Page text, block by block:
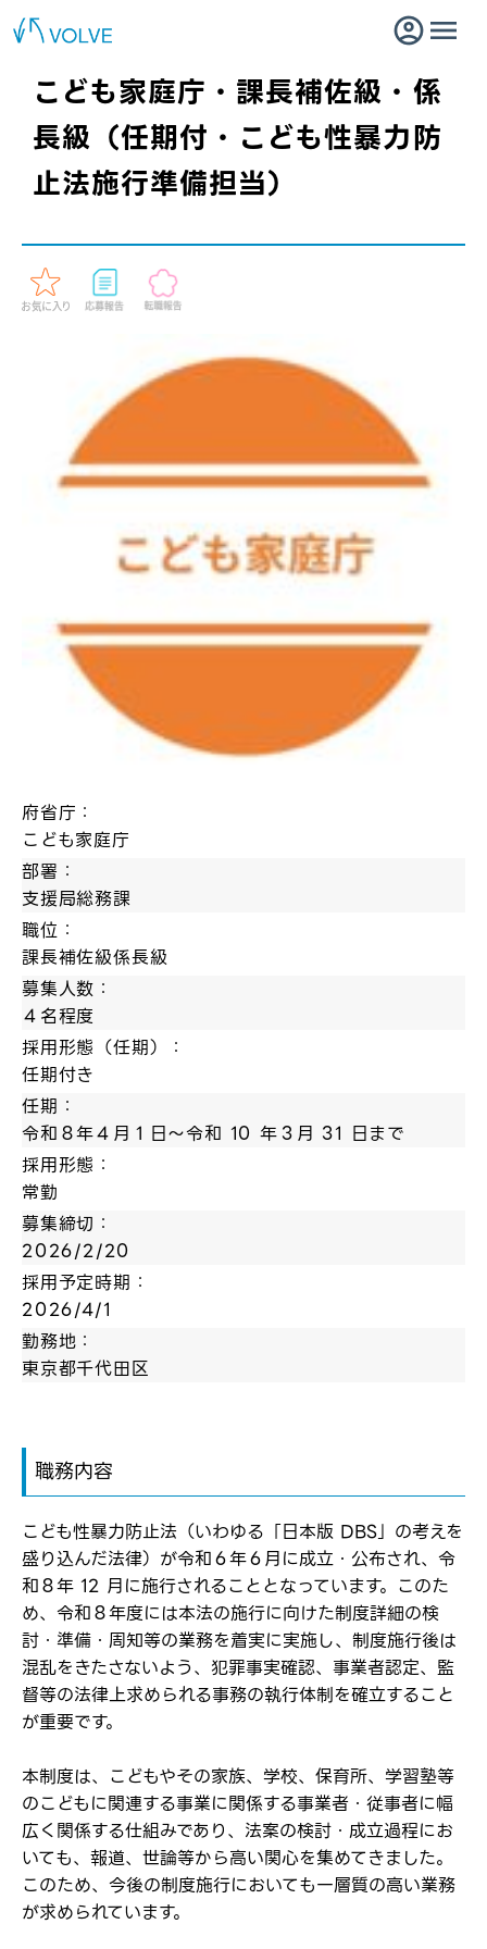
こども家庭庁・課長補佐級・係
長級（任期付・こども性暴力防
止法施行準備担当）
府省庁：
こども家庭庁
部署：
支援局総務課
職位：
課長補佐級係長級
募集人数：
４名程度
採用形態（任期）：
任期付き
任期：
令和８年４月１日～令和 10 年３月 31 日まで
採用形態：
常勤
募集締切：
2026/2/20
採用予定時期：
2026/4/1
勤務地：
東京都千代田区
職務内容
こども性暴力防止法（いわゆる「日本版 DBS」の考えを
盛り込んだ法律）が令和６年６月に成立・公布され、令
和８年 12 月に施行されることとなっています。このた
め、令和８年度には本法の施行に向けた制度詳細の検
討・準備・周知等の業務を着実に実施し、制度施行後は
混乱をきたさないよう、犯罪事実確認、事業者認定、監
督等の法律上求められる事務の執行体制を確立すること
が重要です。
本制度は、こどもやその家族、学校、保育所、学習塾等
のこどもに関連する事業に関係する事業者・従事者に幅
広く関係する仕組みであり、法案の検討・成立過程にお
いても、報道、世論等から高い関心を集めてきました。
このため、今後の制度施行においても一層質の高い業務
が求められています。